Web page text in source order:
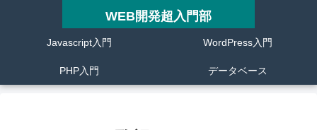
WEB開発超入門部
Javascript入門 WordPress入門
PHP入門 データベース